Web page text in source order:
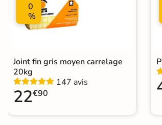
Origine
0
%
Joint fin gris moyen carrelage
20kg
147 avis
22€90